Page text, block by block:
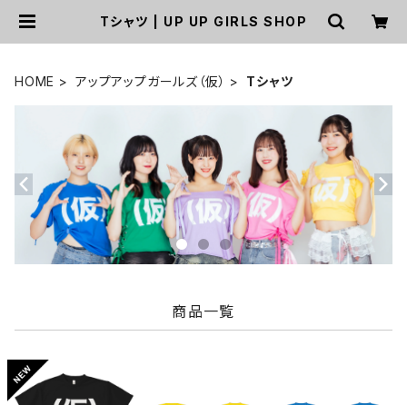
Tシャツ | UP UP GIRLS SHOP
HOME アップアップガールズ（仮） Tシャツ
商品一覧